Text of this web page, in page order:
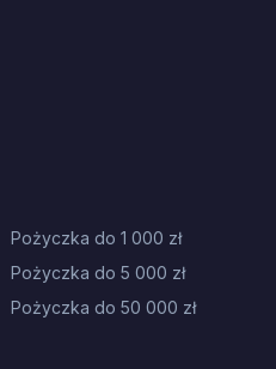
Pożyczka do 1 000 zł
Pożyczka do 5 000 zł
Pożyczka do 50 000 zł